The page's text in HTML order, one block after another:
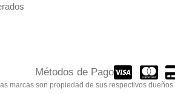
Métodos de Pago
marcas son propiedad de sus respectivos dueños